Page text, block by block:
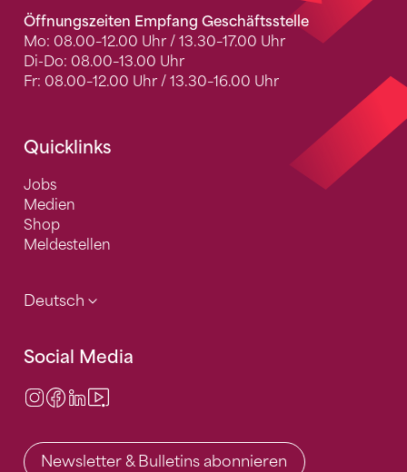
Öffnungszeiten Empfang Geschäftsstelle
Mo: 08.00–12.00 Uhr / 13.30–17.00 Uhr
Di-Do: 08.00–13.00 Uhr
Fr: 08.00–12.00 Uhr / 13.30–16.00 Uhr
Quicklinks
Jobs
Medien
Shop
Meldestellen
Deutsch
Social Media
Instagram
Facebook
LinkedIn
Newsletter & Bulletins abonnieren